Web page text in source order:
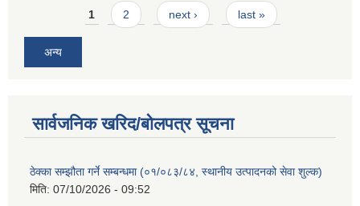
Pages1 2 next › last »
अन्य
सार्वजनिक खरिद/बोलपत्र सूचना
ठेक्का सम्झौता गर्ने सम्बन्धमा (०१/०८३/८४, स्थानीय उत्पादनको सेवा शुल्क)
मिति: 07/10/2026 - 09:52